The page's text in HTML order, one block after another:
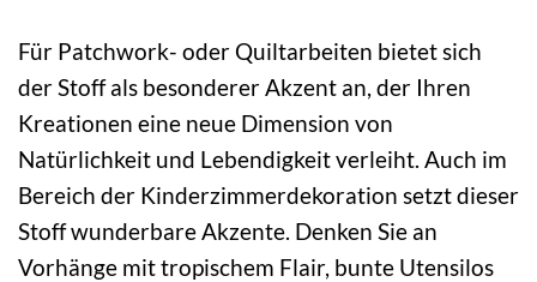
Für Patchwork- oder Quiltarbeiten bietet sich
der Stoff als besonderer Akzent an, der Ihren
Kreationen eine neue Dimension von
Natürlichkeit und Lebendigkeit verleiht. Auch im
Bereich der Kinderzimmerdekoration setzt dieser
Stoff wunderbare Akzente. Denken Sie an
Vorhänge mit tropischem Flair, bunte Utensilos